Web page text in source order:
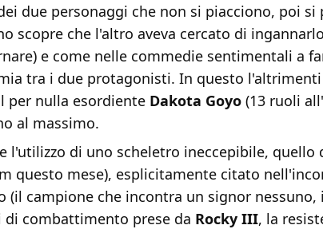
due personaggi che non si piacciono, poi si
scopre che l'altro aveva cercato di
e come nelle commedie sentimentali a
tra i due protagonisti. In questo
per nulla esordiente Dakota Goyo (13 ruoli
al massimo.
l'utilizzo di uno scheletro ineccepibile, quello
questo mese), esplicitamente citato
(il campione che incontra un signor nessuno,
di combattimento prese da Rocky III, la